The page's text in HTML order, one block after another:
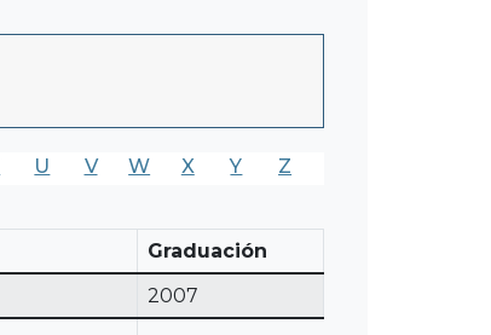
U V W X Y Z
Graduación
2007